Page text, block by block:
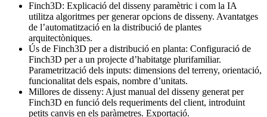
Finch3D: Explicació del disseny paramètric i com la IA
utilitza algoritmes per generar opcions de disseny. Avantatges
de l’automatització en la distribució de plantes
arquitectòniques.
Ús de Finch3D per a distribució en planta: Configuració de
Finch3D per a un projecte d’habitatge plurifamiliar.
Parametrització dels inputs: dimensions del terreny, orientació,
funcionalitat dels espais, nombre d’unitats.
Millores de disseny: Ajust manual del disseny generat per
Finch3D en funció dels requeriments del client, introduint
petits canvis en els paràmetres. Exportació.